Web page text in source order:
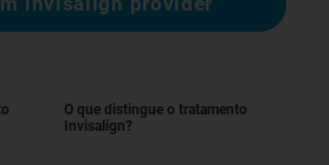
O que distingue o tratamento
Invisalign?